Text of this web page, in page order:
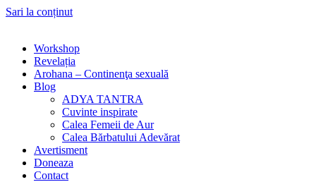
Sari la conținut
Workshop
Revelația
Arohana – Continenţa sexuală
Blog
ADYA TANTRA
Cuvinte inspirate
Calea Femeii de Aur
Calea Bărbatului Adevărat
Avertisment
Doneaza
Contact